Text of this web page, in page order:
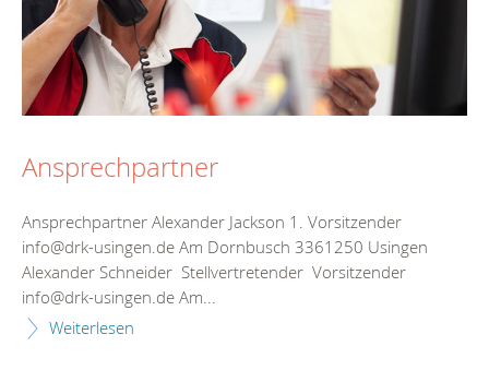
Ansprechpartner
Ansprechpartner Alexander Jackson 1. Vorsitzender
info@drk-usingen.de Am Dornbusch 3361250 Usingen
Alexander Schneider Stellvertretender Vorsitzender
info@drk-usingen.de Am...
Weiterlesen